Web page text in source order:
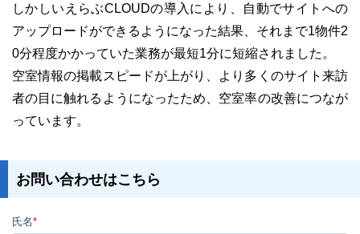
しかしいえらぶCLOUDの導入により、自動でサイトへの
アップロードができるようになった結果、それまで1物件2
0分程度かかっていた業務が最短1分に短縮されました。
空室情報の掲載スピードが上がり、より多くのサイト来訪
者の目に触れるようになったため、空室率の改善につなが
っています。
お問い合わせはこちら